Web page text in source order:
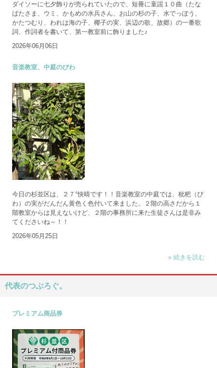
ダイソーに七夕飾りが売られていたので、短冊に童謡１０曲（たな
ばたさま、ウミ、かもめの水兵さん、お山の杉の子、水でっぽう、
かたつむり、われは海の子、椰子の実、浜辺の歌、故郷）の一番歌
詞、作詞者を書いて、第一教室前に飾りました♪
2026年06月06日
音楽教室、中庭のびわ
今日の杉並区は、２７°快晴です！！音楽教室の中庭では、枇杷（び
わ）の実がだんだん黄色く色付いて来ました。２階の高さだから１
階教室からは見えないけど、２階の事務所に来た生徒さんは是非み
てくださいね～！！
2026年05月25日
» 続きを読む
代表のつぶろぐ。
プレミアム商品券